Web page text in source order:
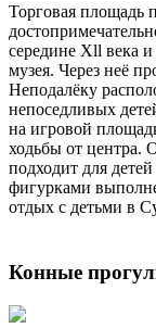
Торговая площадь
середине Xll века
музея. Через неё
Неподалёку
непоседливых
на игровой
ходьбы от центра.
подходит для
фигурками
отдых с детьми в
Конные